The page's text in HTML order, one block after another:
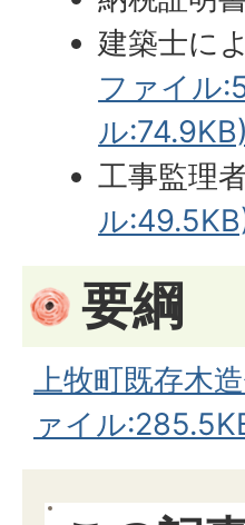
建築士に
ファイル
ル:74.9KB)
工事監理
ル
要綱
上牧町既存木
ァイル